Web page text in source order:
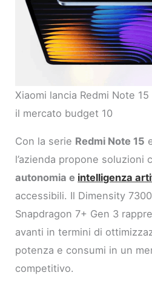
Xiaomi lancia Redmi Note
il mercato budget 10
Con la serie Redmi Note 15
l’azienda propone soluzioni
autonomia e intelligenza
accessibili. Il Dimensity
Snapdragon 7+ Gen 3
avanti in termini di
potenza e consumi in un
competitivo.